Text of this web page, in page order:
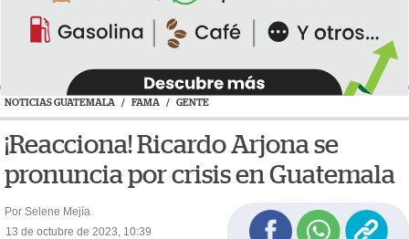
NOTICIAS GUATEMALA / FAMA / GENTE
¡Reacciona! Ricardo Arjona se
pronuncia por crisis en Guatemala
Por Selene Mejía
13 de octubre de 2023, 10:39